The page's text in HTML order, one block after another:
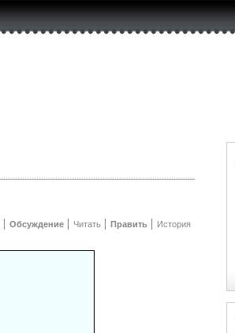
Обсуждение Читать Править История